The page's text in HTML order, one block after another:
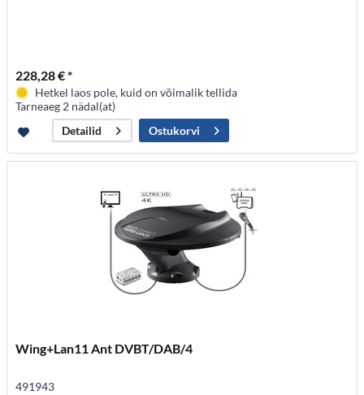
228,28 € *
Hetkel laos pole, kuid on võimalik tellida
Tarneaeg 2 nädal(at)
Detailid
Ostukorvi
Wing+Lan11 Ant DVBT/DAB/4
491943